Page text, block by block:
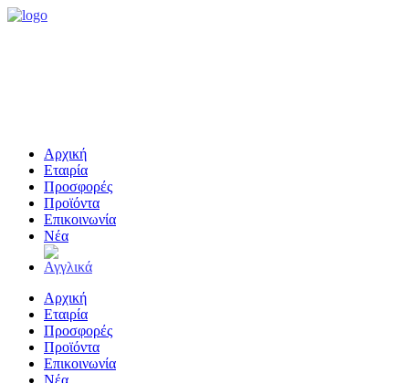
Αρχική
Εταιρία
Προσφορές
Προϊόντα
Επικοινωνία
Νέα
Αρχική
Εταιρία
Προσφορές
Προϊόντα
Επικοινωνία
Νέα